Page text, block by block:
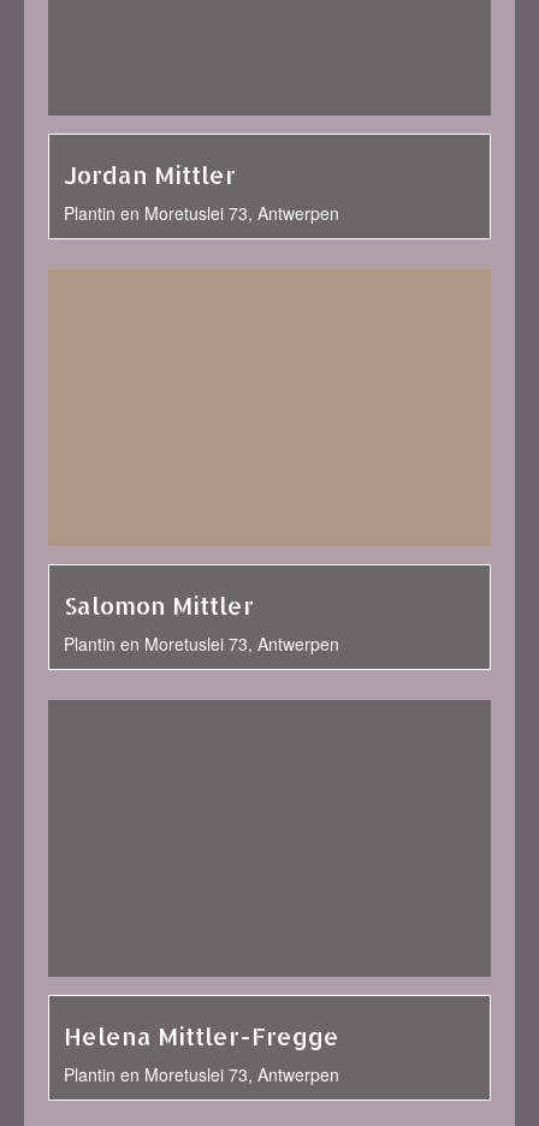
Jordan Mittler
Plantin en Moretuslei 73, Antwerpen
Salomon Mittler
Plantin en Moretuslei 73, Antwerpen
Helena Mittler-Fregge
Plantin en Moretuslei 73, Antwerpen